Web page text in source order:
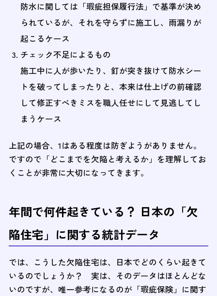
防水に関しては「瑕疵担保履行法」で基準が決め
られているが、それを守らずに施工し、雨漏りが
起こるケース
チェック不足によるもの
施工中に人が歩いたり、釘が突き抜けて防水シー
トを破ってしまったりと、本来は仕上げの前確認
して修正すべきミスを職人任せにして見逃してし
まうケース
上記の場合、1はある程度は防ぎようがありません。
ですので「どこまでを欠陥と考えるか」を理解してお
くことが非常に大切になってきます。
年間で何件起きている？ 日本の「欠
陥住宅」に関する統計データ
では、こうした欠陥住宅は、日本でどのくらい起きて
いるのでしょうか？ 実は、そのデータはほとんどな
いのですが、唯一参考になるのが「瑕疵保険」に関す